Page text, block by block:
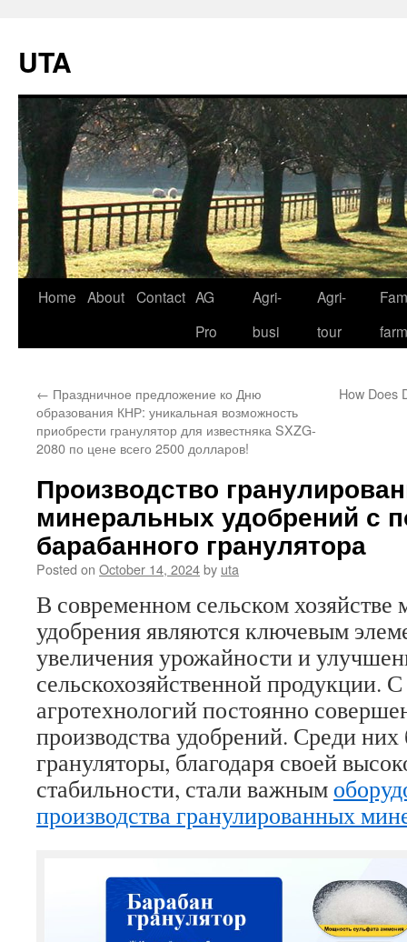
UTA
Skip
Home About Contact AG
Pro
Agri-
busi
Agri-
tour
← Праздничное предложение ко Дню
образования КНР: уникальная возможность
приобрести гранулятор для известняка SXZG-
2080 по цене всего 2500 долларов!
How Does
Производство
минеральных удобрений с
барабанного гранулятора
Posted on October 14, 2024by uta
В современном сельском хозяйстве
удобрения являются ключевым
увеличения урожайности и
сельскохозяйственной продукции.
агротехнологий постоянно
производства удобрений. Среди
грануляторы, благодаря своей
стабильности, стали важным
производства гранулированных